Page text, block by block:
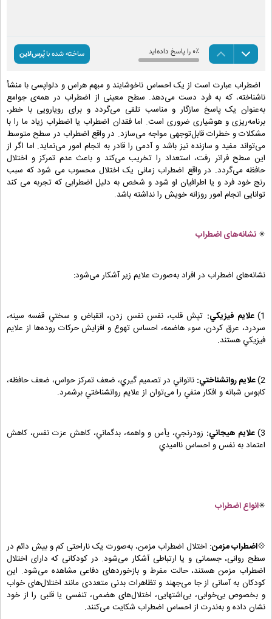
اضطراب عبارت است از یک احساس ناخوشایند و مبهم هراس و دلواپسی با منشأ
ناشناخته، که به فرد دست می‌دهد. سطح معینی از اضطراب در همه‌ی جوامع
به‌عنوان یک پاسخ سازگار و مناسب تلقی می‌گردد و برای رویارویی با خطر،
برنامه‌ریزی و هوشیاری ضروری است. اما فقدان اضطراب یا اضطراب زیاد ما را با
مشکلات و خطرات قابل‌توجهی مواجه می‌سازد. در واقع اضطراب در سطح متوسط
می‌تواند مفید و سازنده نیز باشد و آدمی را قادر به انجام امور می‌نماید. اما اگر از
این سطح فراتر رفت، استعداد را تخریب می‌کند و باعث عدم تمرکز و اختلال
حافظه می‌گردد. در واقع اضطراب زمانی یک اختلال محسوب می شود که سبب
رنج خود فرد و یا اطرافیان او شود و شخص به دلیل اضطرابی که تجربه می کند
توانایی انجام امور روزانه خویش را نداشته باشد.
✳نشانه‌های اضطراب
نشانه‌های اضطراب در افراد به‌صورت علایم زیر آشکار می‌شود:
1) علايم فيزيکي: تپش قلب، نفس نفس زدن، انقباض و سختي قفسه سينه،
سردرد، عرق کردن، سوء هاضمه، احساس تهوع و افزايش حرکات روده‌ها از علايم
فيزيکي هستند.
2) علايم روانشناختي: ناتواني در تصميم گيري، ضعف تمرکز حواس، ضعف حافظه،
کابوس شبانه و افکار منفي را می‌توان از علايم روانشناختي برشمرد.
3) علايم هيجاني: زودرنجي، يأس و واهمه، بدگماني، کاهش عزت نفس، کاهش
اعتماد به نفس و احساس نااميدي
✳انواع اضطراب
💠اضطراب مزمن: اختلال اضطراب مزمن، به‌صورت یک ناراحتی کم‌ و بیش دائم در
سطح روانی، جسمانی و یا ارتباطی آشکار می‌شود. در کودکانی که دارای اختلال
اضطراب مزمن هستند، حالت مفرط و بازخوردهای دفاعی مشاهده می‌شود. این
کودکان به آسانی از جا می‌جهند و تظاهرات بدنی متعددی مانند اختلال‌های خواب
و بخصوص بی‌خوابی، بی‌اشتهایی، اختلال‌های هضمی، تنفسی یا قلبی را از خود
نشان داده و به‌ندرت از احساس اضطراب شکایت می‌کنند.